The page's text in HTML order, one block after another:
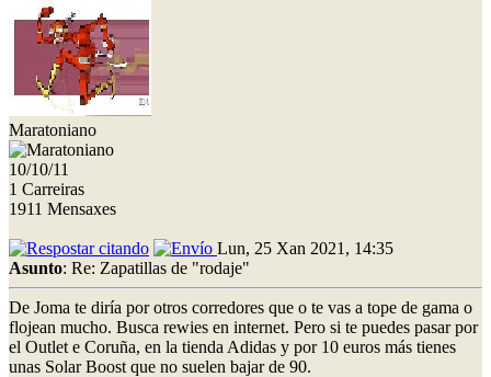
Maratoniano
10/10/11
1 Carreiras
1911 Mensaxes
Lun, 25 Xan 2021, 14:35
Asunto: Re: Zapatillas de "rodaje"
De Joma te diría por otros corredores que o te vas a tope de gama o
flojean mucho. Busca rewies en internet. Pero si te puedes pasar por
el Outlet e Coruña, en la tienda Adidas y por 10 euros más tienes
unas Solar Boost que no suelen bajar de 90.